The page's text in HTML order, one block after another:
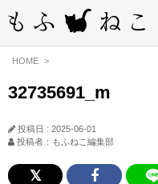
HOME
32735691_m
投稿日 : 2025-06-01
投稿者：もふねこ編集部